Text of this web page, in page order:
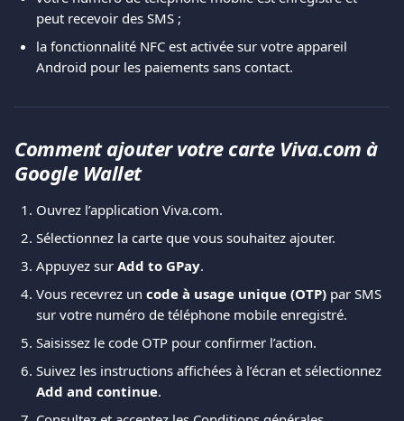
peut recevoir des SMS ;
la fonctionnalité NFC est activée sur votre appareil
Android pour les paiements sans contact.
Comment ajouter votre carte Viva.com à
Google Wallet
Ouvrez l’application Viva.com.
Sélectionnez la carte que vous souhaitez ajouter.
Appuyez sur Add to GPay.
Vous recevrez un code à usage unique (OTP) par SMS
sur votre numéro de téléphone mobile enregistré.
Saisissez le code OTP pour confirmer l’action.
Suivez les instructions affichées à l’écran et sélectionnez
Add and continue.